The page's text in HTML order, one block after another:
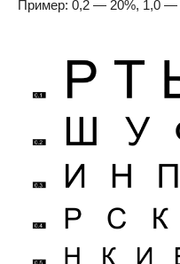
Пример: 0,2 — 20%, 1,0 —